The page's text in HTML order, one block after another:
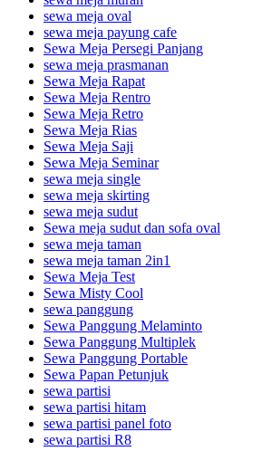
sewa meja oval
sewa meja payung cafe
Sewa Meja Persegi Panjang
sewa meja prasmanan
Sewa Meja Rapat
Sewa Meja Rentro
Sewa Meja Retro
Sewa Meja Rias
Sewa Meja Saji
Sewa Meja Seminar
sewa meja single
sewa meja skirting
sewa meja sudut
Sewa meja sudut dan sofa oval
sewa meja taman
sewa meja taman 2in1
Sewa Meja Test
Sewa Misty Cool
sewa panggung
Sewa Panggung Melaminto
Sewa Panggung Multiplek
Sewa Panggung Portable
Sewa Papan Petunjuk
sewa partisi
sewa partisi hitam
sewa partisi panel foto
sewa partisi R8